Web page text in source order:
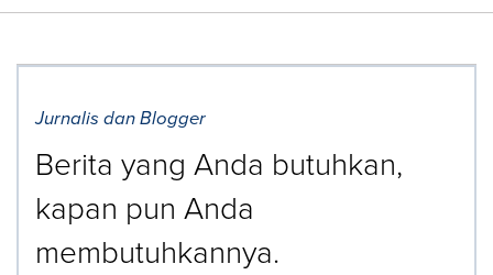
Jurnalis dan Blogger
Berita yang Anda butuhkan,
kapan pun Anda
membutuhkannya.